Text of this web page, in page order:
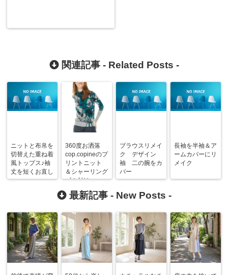
関連記事 - Related Posts -
ニットと布帛を
切替えた重ね着
風トップス♪袖
丈を短くお直し
360度お洒落
cop.copineのプ
リントニット
＆シャーリング
ゴム付け
ブラウスリメイ
ク デザイン
袖 二の腕をカ
バー
長袖を半袖＆ア
ームカバーにリ
メイク
最新記事 - New Posts -